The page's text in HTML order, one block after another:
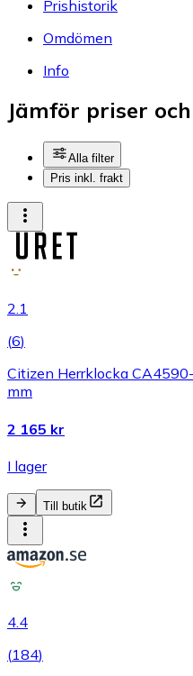
Prishistorik
Omdömen
Info
Jämför priser
Alla filter
Pris inkl. frakt
2.1
(6)
Citizen Herrklocka
mm
2 165 kr
I lager
Till butik
4.4
(184)